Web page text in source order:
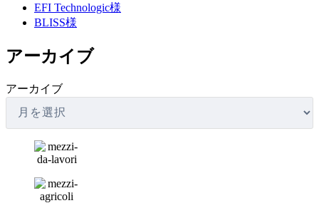
EFI Technologic様
BLISS様
アーカイブ
アーカイブ